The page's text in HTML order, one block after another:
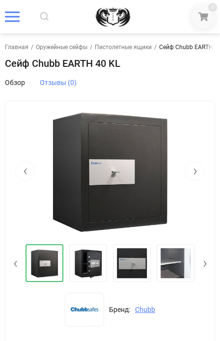
0
Главная / Оружейные сейфы / Пистолетные ящики / Сейф Chubb EARTH
Сейф Chubb EARTH 40 KL
Обзор Отзывы (0)
‹ ›
‹ ›
Бренд: Chubb